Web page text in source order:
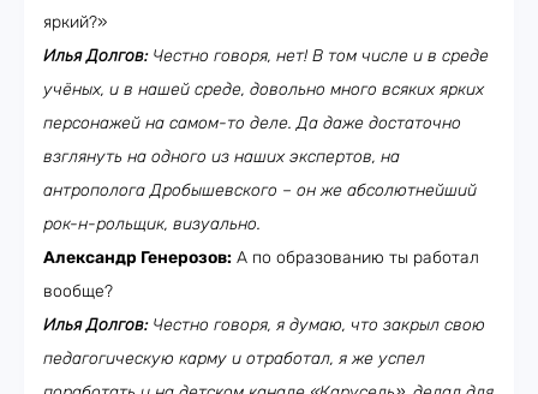
яркий?»
Илья Долгов:Честно говоря, нет! В том числе и в среде
учёных, и в нашей среде, довольно много всяких ярких
персонажей на самом-то деле. Да даже достаточно
взглянуть на одного из наших экспертов, на
антрополога Дробышевского – он же абсолютнейший
рок-н-рольщик, визуально.
Александр Генерозов: А по образованию ты работал
вообще?
Илья Долгов:Честно говоря, я думаю, что закрыл свою
педагогическую карму и отработал, я же успел